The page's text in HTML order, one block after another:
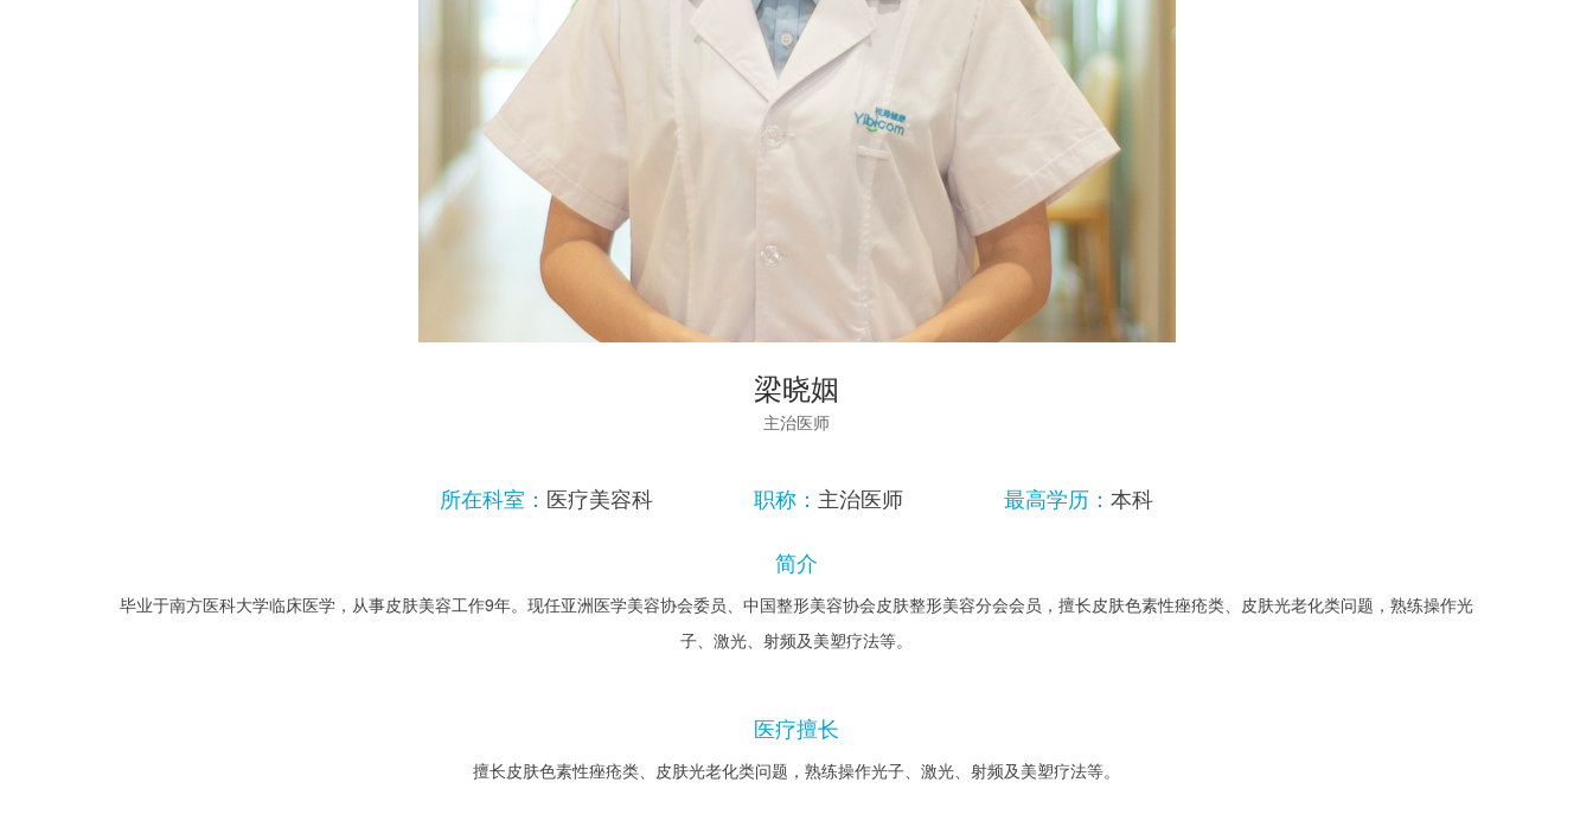
梁晓姻
主治医师
所在科室： 医疗美容科 职称： 主治医师 最高学历： 本科
简介
毕业于南方医科大学临床医学，从事皮肤美容工作9年。现任亚洲医学美容协会委员、中国整形美容协会皮肤整形美容分会会员，擅长皮肤色素性痤疮类、皮肤光老化类问题，熟练操作光
子、激光、射频及美塑疗法等。
医疗擅长
擅长皮肤色素性痤疮类、皮肤光老化类问题，熟练操作光子、激光、射频及美塑疗法等。